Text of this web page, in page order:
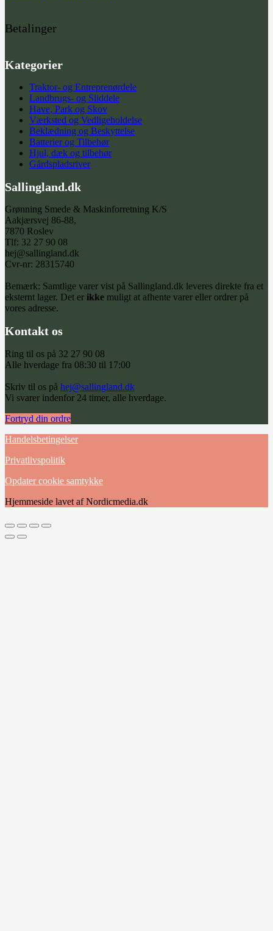
Betalinger
Kategorier
Traktor- og Entreprenørdele
Landbrugs- og Sliddele
Have, Park og Skov
Værksted og Vedligeholdelse
Beklædning og Beskyttelse
Batterier og Tilbehør
Hjul, dæk og tilbehør
Gårdspladsriver
Sallingland.dk
Grønning Smede & Maskinforretning K/S
Aakjærsvej 86-88,
7870 Roslev
Tlf: 32 27 90 08
hej@sallingland.dk
Cvr-nr: 28315740
Bemærk: Samtlige varer vist på Sallingland.dk leveres direkte fra et
eksternt lager. Det er ikke muligt at afhente varer eller ordrer på
vores adresse.
Kontakt os
Ring til os på 32 27 90 08
Alle hverdage fra 08:30 til 17:00
Skriv til os på hej@sallingland.dk
Vi svarer indenfor 24 timer, alle hverdage.
Fortryd din ordre
Handelsbetingelser
Privatlivspolitik
Opdater cookie samtykke
Hjemmeside lavet af Nordicmedia.dk